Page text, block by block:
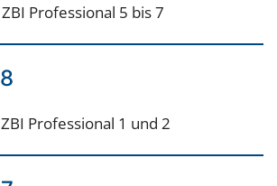
Professional 5 bis 7
Professional 1 und 2